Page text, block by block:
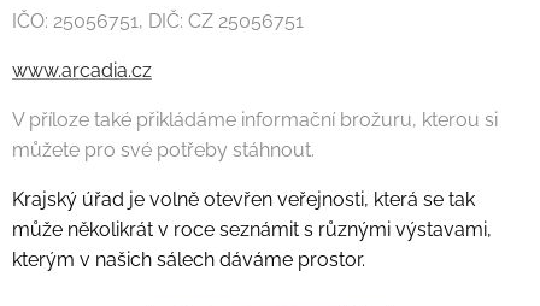
IČO: 25056751, DIČ: CZ 25056751
www.arcadia.cz
V příloze také přikládáme informační brožuru, kterou si
můžete pro své potřeby stáhnout.
Krajský úřad je volně otevřen veřejnosti, která se tak
může několikrát v roce seznámit s různými výstavami,
kterým v našich sálech dáváme prostor.